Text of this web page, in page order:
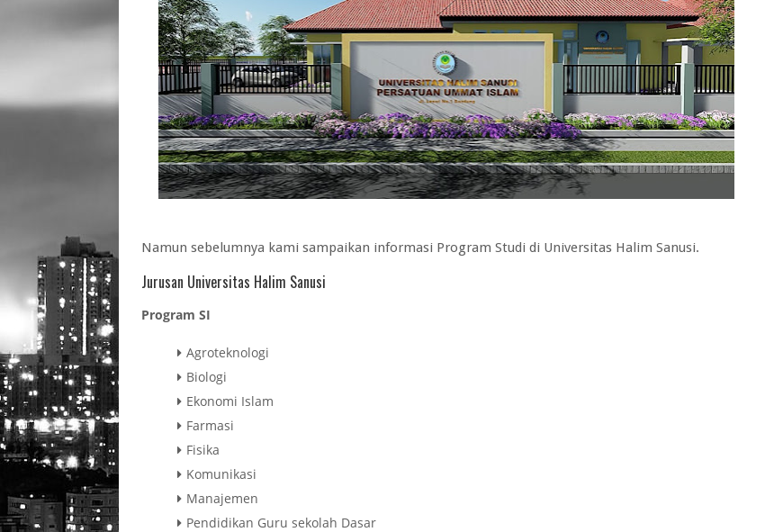
Namun sebelumnya kami sampaikan informasi Program Studi di Universitas Halim Sanusi.
Jurusan Universitas Halim Sanusi
Program SI
Agroteknologi
Biologi
Ekonomi Islam
Farmasi
Fisika
Komunikasi
Manajemen
Pendidikan Guru sekolah Dasar